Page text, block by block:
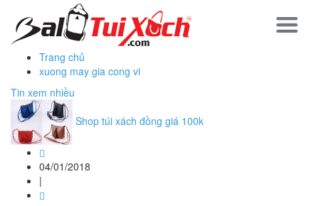
Trang chủ
xuong may gia cong vi
Tin xem nhiều
Shop túi xách đồng giá 100k
04/01/2018
|